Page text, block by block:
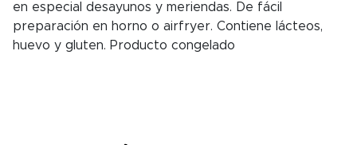
en especial desayunos y meriendas. De fácil
preparación en horno o airfryer. Contiene lácteos,
huevo y gluten. Producto congelado